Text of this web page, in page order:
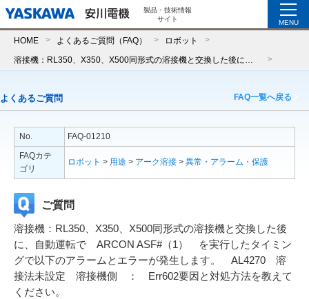
製品・技術情報
サイト
MENU
HOME よくあるご質問（FAQ） ロボット
よくあるご質問 FAQ一覧へ戻る
No.
FAQ-01210
FAQカテ
ゴリ
ロボット > 用途 > アーク溶接 > 異常・アラーム・保護
ご質問
溶接機：RL350、X350、X500同形式の溶接機と交換した後
に、自動運転で ARCON ASF#（1） を実行したタイミン
グで以下のアラームとエラーが発生します。 AL4270 溶
接法未設定 溶接機側 ： Err602要因と対処方法を教えて
ください。